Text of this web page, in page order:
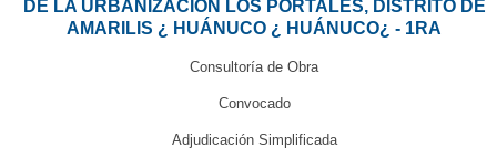
DE LA URBANIZACIÓN LOS PORTALES, DISTRITO DE
AMARILIS ¿ HUÁNUCO ¿ HUÁNUCO¿ - 1RA
Consultoría de Obra
Convocado
Adjudicación Simplificada